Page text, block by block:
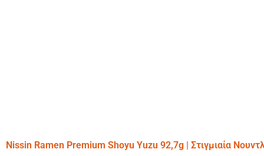
Nissin Ramen Premium Shoyu Yuzu 92,7g | Στιγμιαία